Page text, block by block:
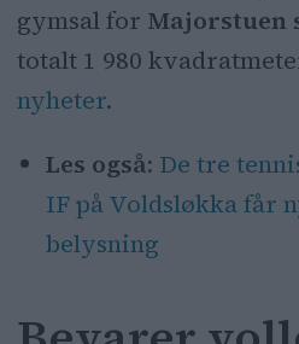
gymsal for Majorstuen
totalt 1 980
nyheter.
Les også: De tre
IF på Voldsløkka får
belysning